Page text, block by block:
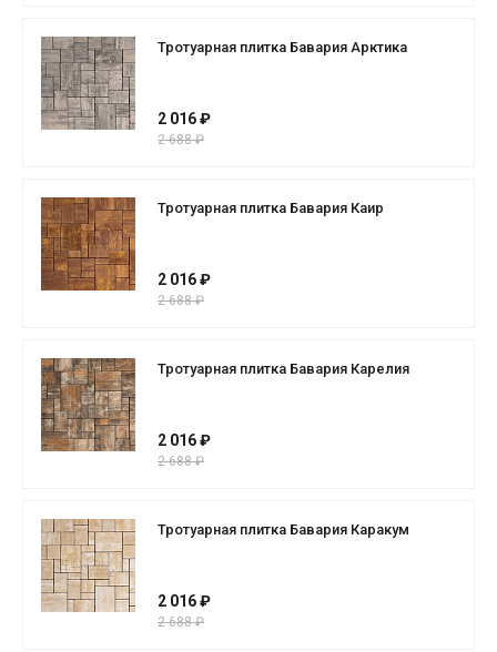
Тротуарная плитка Бавария Арктика
2 016 ₽
2 688 ₽
Тротуарная плитка Бавария Каир
2 016 ₽
2 688 ₽
Тротуарная плитка Бавария Карелия
2 016 ₽
2 688 ₽
Тротуарная плитка Бавария Каракум
2 016 ₽
2 688 ₽